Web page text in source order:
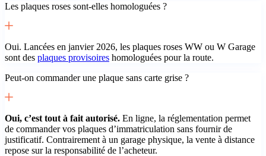
Les plaques roses sont-elles homologuées ?
Oui. Lancées en janvier 2026, les plaques roses WW ou W Garage
sont des plaques provisoires homologuées pour la route.
Peut-on commander une plaque sans carte grise ?
Oui, c’est tout à fait autorisé. En ligne, la réglementation permet
de commander vos plaques d’immatriculation sans fournir de
justificatif. Contrairement à un garage physique, la vente à distance
repose sur la responsabilité de l’acheteur.